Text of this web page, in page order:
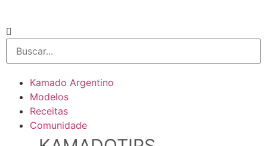
Kamado Argentino
Modelos
Receitas
Comunidade